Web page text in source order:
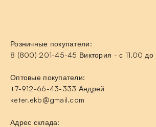
Розничные покупатели:
8 (800) 201-45-45 Виктория - с 11.00 до
Оптовые покупатели:
+7-912-66-43-333 Андрей
keter.ekb@gmail.com
Адрес склада: